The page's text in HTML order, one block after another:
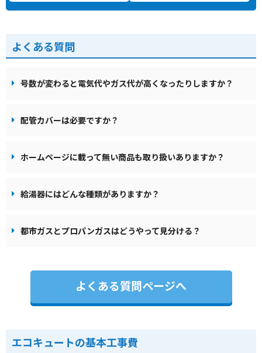
よくある質問
号数が変わると電気代やガス代が高くなったりしますか？
配管カバーは必要ですか？
ホームページに載って無い商品も取り扱いありますか？
給湯器にはどんな種類がありますか？
都市ガスとプロパンガスはどうやって見分ける？
よくある質問ページへ
エコキュートの基本工事費